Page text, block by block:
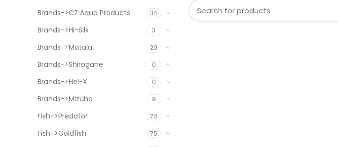
Brands->CZ Aqua Products 34
Brands->Hi-Silk 3
Brands->Matala 20
Brands->Shirogane 0
Brands->Hel-X 0
Brands->Mizuho 9
Fish->Predator 70
Fish->Goldfish 75